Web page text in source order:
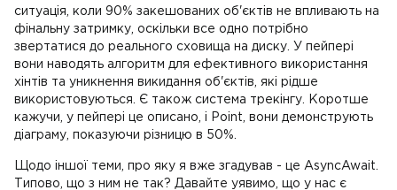
ситуація, коли 90% закешованих об'єктів не впливають на
фінальну затримку, оскільки все одно потрібно
звертатися до реального сховища на диску. У пейпері
вони наводять алгоритм для ефективного використання
хінтів та уникнення викидання об'єктів, які рідше
використовуються. Є також система трекінгу. Коротше
кажучи, у пейпері це описано, і Point, вони демонструють
діаграму, показуючи різницю в 50%.
Щодо іншої теми, про яку я вже згадував - це AsyncAwait.
Типово, що з ним не так? Давайте уявимо, що у нас є